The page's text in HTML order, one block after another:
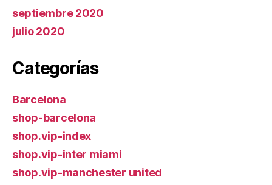
septiembre 2020
julio 2020
Categorías
Barcelona
shop-barcelona
shop.vip-index
shop.vip-inter miami
shop.vip-manchester united